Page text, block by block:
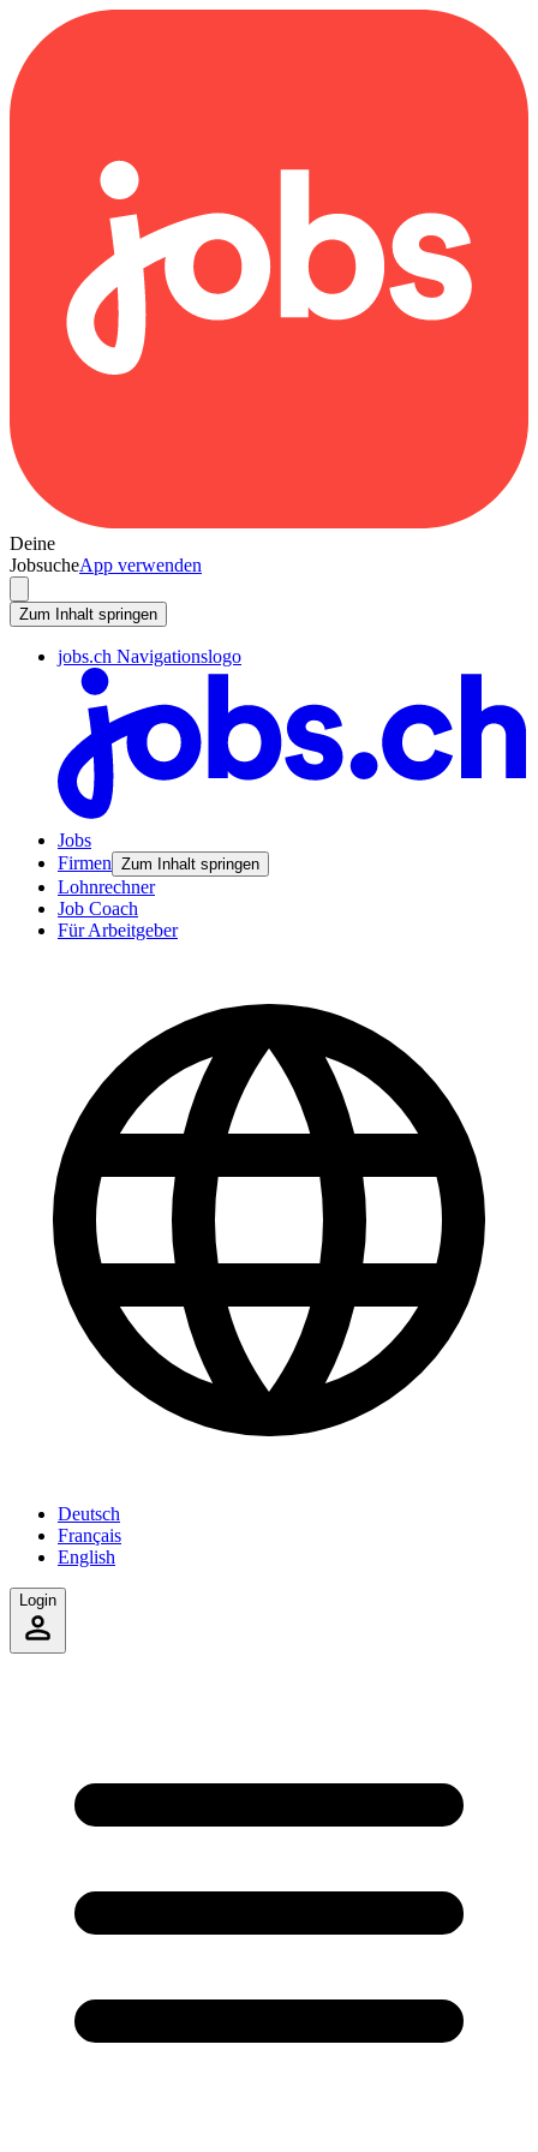
Deine
JobsucheApp verwenden
Zum Inhalt springen
jobs.ch Navigationslogo
Jobs
Firmen Zum Inhalt springen
Lohnrechner
Job Coach
Für Arbeitgeber
Deutsch
Français
English
Login